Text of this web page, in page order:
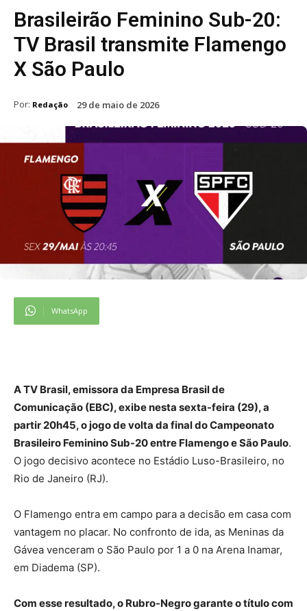
Brasileirão Feminino Sub-20:
TV Brasil transmite Flamengo
X São Paulo
Por: Redação 29 de maio de 2026
WhatsApp
A TV Brasil, emissora da Empresa Brasil de
Comunicação (EBC), exibe nesta sexta-feira (29), a
partir 20h45, o jogo de volta da final do Campeonato
Brasileiro Feminino Sub-20 entre Flamengo e São Paulo.
O jogo decisivo acontece no Estádio Luso-Brasileiro, no
Rio de Janeiro (RJ).
O Flamengo entra em campo para a decisão em casa com
vantagem no placar. No confronto de ida, as Meninas da
Gávea venceram o São Paulo por 1 a 0 na Arena Inamar,
em Diadema (SP).
Com esse resultado, o Rubro-Negro garante o título com